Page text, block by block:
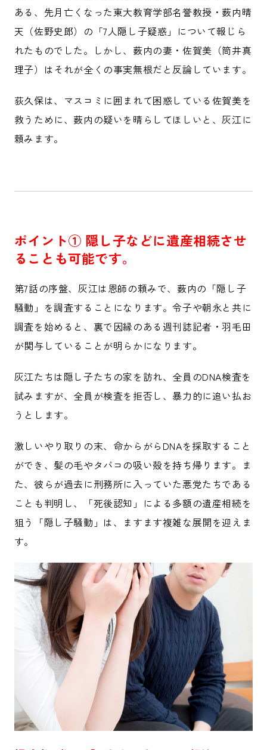
ある、先月亡くなった東大教育学部名誉教授・薮内晴
天（佐野史郎）の「7人隠し子疑惑」について報じら
れたものでした。しかし、薮内の妻・佐賀美（筒井真
理子）はそれが全くの事実無根だと反論しています。
荻久保は、マスコミに囲まれて困惑している佐賀美を
救うために、薮内の疑いを晴らしてほしいと、灰江に
頼みます。
ポイント① 隠し子などに遺産相続させ
ることも可能です。
第7話の序盤、灰江は恩師の頼みで、薮内の「隠し子
騒動」を調査することになります。令子や朝永と共に
調査を始めると、裏で因縁のある週刊誌記者・羽毛田
が関与していることが明らかになります。
灰江たちは隠し子たちの家を訪れ、全員のDNA検査を
試みますが、全員が検査を拒否し、暴力的に追い払お
うとします。
激しいやり取りの末、命からがらDNAを採取すること
ができ、髪の毛やタバコの吸い殻を持ち帰ります。ま
た、彼らが過去に刑務所に入っていた悪党たちである
ことも判明し、「死後認知」による多額の遺産相続を
狙う「隠し子騒動」は、ますます複雑な展開を迎えま
す。